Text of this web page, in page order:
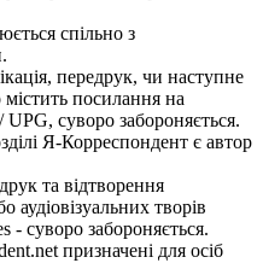
спільно з
передрук, чи наступне
посилання на
суворо забороняється.
Я-Корреспондент є автор
та відтворення
аудіовізуальних творів
- суворо забороняється.
призначені для осіб